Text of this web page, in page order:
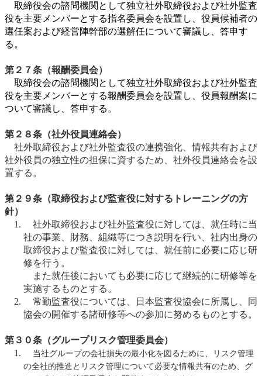
取締役会の諮問機関として独立社外取締役および社外監査
役を主要メンバーとする指名委員会を設置し、役員候補者の
選任案および経営陣幹部の選解任について審議し、答申す
る。
第２７条（報酬委員会）
取締役会の諮問機関として独立社外取締役および社外監査
役を主要メンバーとする報酬委員会を設置し、役員報酬案に
ついて審議し、答申する。
第２８条（社外役員連絡会）
社外取締役および社外監査役の連携強化、情報共有および
社外役員の独立性の担保に資するため、社外役員連絡会を設
置する。
第２９条（取締役および監査役に対するトレーニングの方
針）
社外取締役および社外監査役に対しては、就任時に当
社の事業、財務、組織等につき説明を行い、社内出身の
取締役および監査役に対しては、就任前に必要に応じ研
修を行う。
また就任後においても必要に応じて継続的に研修等を
実施するものとする。
常勤監査役については、日本監査役協会に所属し、同
協会の開催する諸研修等への参加に努めるものとする。
第３０条（グループリスク管理委員会）
当社グループの会社損失の最小化を図るために、リスク管理
の全社的推進とリスク管理について必要な情報共有のため、グ